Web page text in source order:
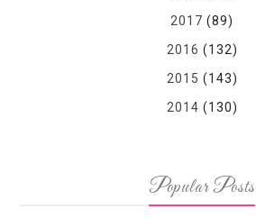
2017 (89)
2016 (132)
2015 (143)
2014 (130)
Popular Posts